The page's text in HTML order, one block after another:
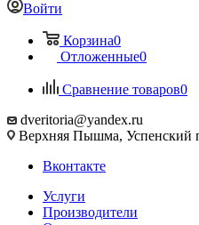
Войти
Корзина0
Отложенные0
Сравнение товаров0
dveritoria@yandex.ru
Верхняя Пышма, Успенский
Вконтакте
Услуги
Производители